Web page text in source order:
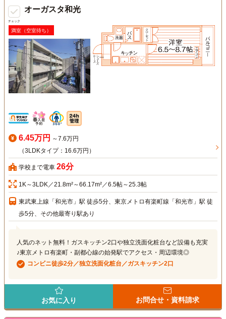
チェック
オーガスタ和光
満室（空室待ち）
6.45万円 ～7.6万円
（3LDKタイプ：16.6万円）
学校まで電車 26分
1K～3LDK／21.8m²～66.17m²／6.5帖～25.3帖
東武東上線「和光市」駅 徒歩5分、東京メトロ有楽町線「和光市」駅 徒
歩5分、その他最寄り駅あり
人気のネット無料！ガスキッチン2口や独立洗面化粧台など設備も充実
♪東京メトロ有楽町・副都心線の始発駅でアクセス・周辺環境◎
コンビニ徒歩2分／独立洗面化粧台／ガスキッチン2口
お気に入り お問合せ・資料請求